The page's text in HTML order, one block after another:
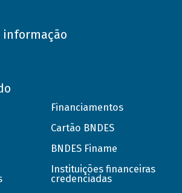
informação
Financiamentos
Cartão BNDES
BNDES Finame
Instituições financeiras
credenciadas